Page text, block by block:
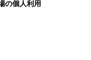
の個人利用